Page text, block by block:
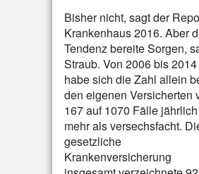
Bisher nicht, sagt der
Krankenhaus 2016. Aber
Tendenz bereite Sorgen,
Straub. Von 2006 bis 2014
habe sich die Zahl allein
den eigenen Versicherten
167 auf 1070 Fälle jährlich
mehr als versechsfacht.
gesetzliche
Krankenversicherung